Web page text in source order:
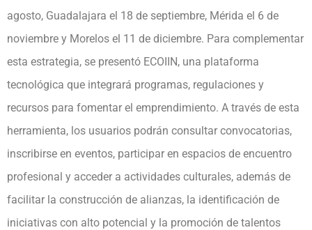
agosto, Guadalajara el 18 de septiembre, Mérida el 6 de
noviembre y Morelos el 11 de diciembre. Para complementar
esta estrategia, se presentó ECOIIN, una plataforma
tecnológica que integrará programas, regulaciones y
recursos para fomentar el emprendimiento. A través de esta
herramienta, los usuarios podrán consultar convocatorias,
inscribirse en eventos, participar en espacios de encuentro
profesional y acceder a actividades culturales, además de
facilitar la construcción de alianzas, la identificación de
iniciativas con alto potencial y la promoción de talentos